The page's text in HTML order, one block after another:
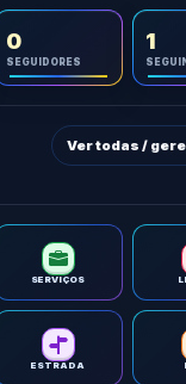
0
SEGUIDORES
1
Ver todas /
SERVIÇOS
ESTRADA